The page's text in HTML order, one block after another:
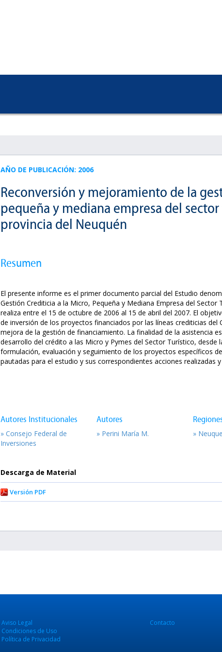
AÑO DE PUBLICACIÓN: 2006
Reconversión y mejoramiento de la
pequeña y mediana empresa del
provincia del Neuquén
Resumen
El presente informe es el primer documento parcial del Estudio
Gestión Crediticia a la Micro, Pequeña y Mediana Empresa del Sector
realiza entre el 15 de octubre de 2006 al 15 de abril del 2007. El
de inversión de los proyectos financiados por las líneas crediticias del
mejora de la gestión de financiamiento. La finalidad de la asistencia
desarrollo del crédito a las Micro y Pymes del Sector Turístico,
formulación, evaluación y seguimiento de los proyectos específicos
pautadas para el estudio y sus correspondientes acciones realizadas y
Autores Institucionales
» Consejo Federal de
Inversiones
Autores
» Perini María M. »
Descarga de Material
Versión PDF
Aviso Legal
Condiciones de Uso
Política de Privacidad
Contacto